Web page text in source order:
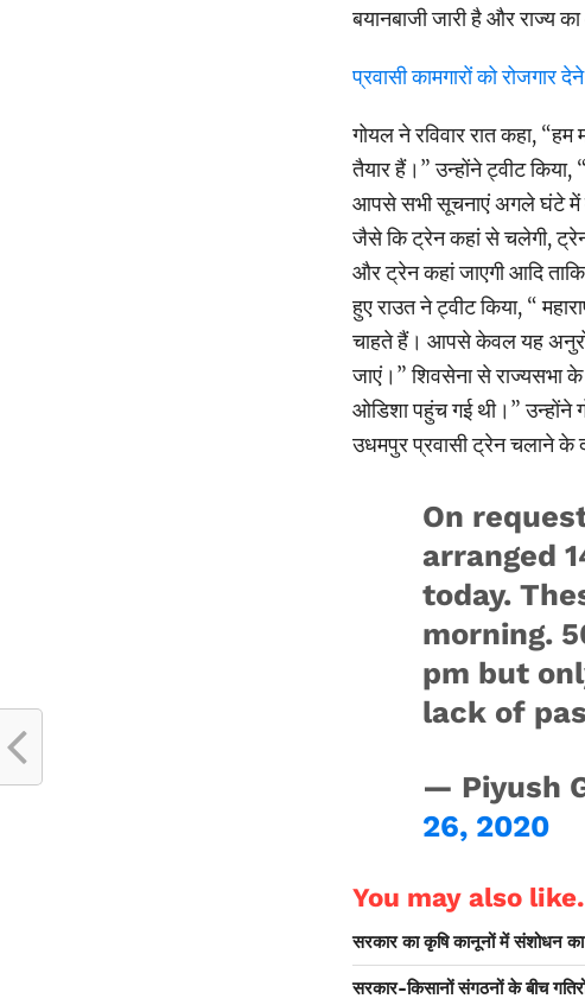
बयानबाजी जारी है और राज्य
प्रवासी कामगारों को रोजगार
गोयल ने रविवार रात कहा,
तैयार हैं।” उन्होंने ट्वीट
आपसे सभी सूचनाएं अगले घंटे में
जैसे कि ट्रेन कहां से चलेगी,
और ट्रेन कहां जाएगी आदि
हुए राउत ने ट्वीट किया, “
चाहते हैं। आपसे केवल यह
जाएं।” शिवसेना से राज्यसभा
ओडिशा पहुंच गई थी।” उन्होंने
उधमपुर प्रवासी ट्रेन चलाने के
On
arranged
today.
morning.
pm but
lack of
— Piyush
26, 2020
You may also
सरकार का कृषि कानूनों में संशोधन
सरकार-किसानों संगठनों के बीच